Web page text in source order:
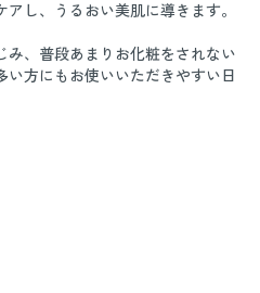
し、うるおい美肌に導きます。
み、普段あまりお化粧をされない
方にもお使いいただきやすい日